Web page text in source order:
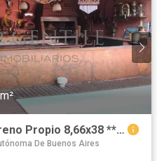
CASA de 6 Ambientes Terreno Propio 8,66x38 ***Quincho y Pileta***
De Buenos Aires